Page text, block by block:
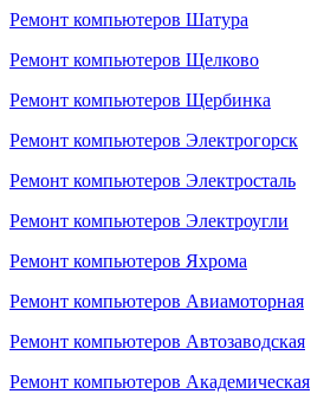
Ремонт компьютеров Шатура
Ремонт компьютеров Щелково
Ремонт компьютеров Щербинка
Ремонт компьютеров Электрогорск
Ремонт компьютеров Электросталь
Ремонт компьютеров Электроугли
Ремонт компьютеров Яхрома
Ремонт компьютеров Авиамоторная
Ремонт компьютеров Автозаводская
Ремонт компьютеров Академическая